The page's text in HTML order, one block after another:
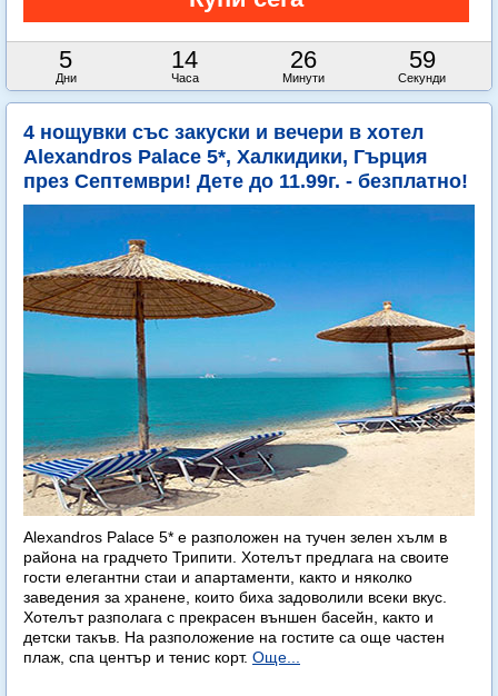
5
Дни
14
Часа
26
Минути
58
Секунди
4 нощувки със закуски и вечери в хотел
Alexandros Palace 5*, Халкидики, Гърция
през Септември! Дете до 11.99г. - безплатно!
Alexandros Palace 5* e разположен на тучен зелен хълм в
района на градчето Трипити. Хотелът предлага на своите
гости елегантни стаи и апартаменти, както и няколко
заведения за хранене, които биха задоволили всеки вкус.
Хотелът разполага с прекрасен външен басейн, както и
детски такъв. На разположение на гостите са още частен
плаж, спа център и тенис корт. Още...